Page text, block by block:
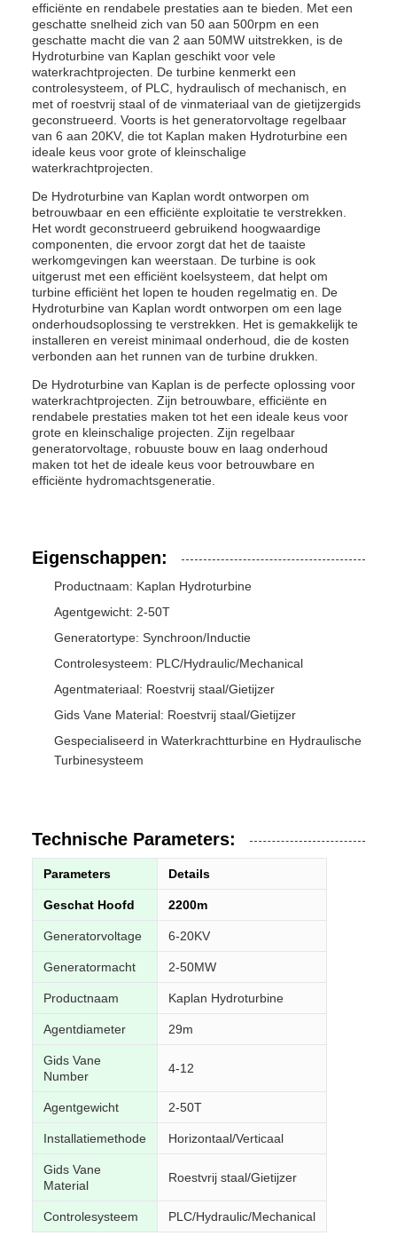
efficiënte en rendabele prestaties aan te bieden. Met een
geschatte snelheid zich van 50 aan 500rpm en een
geschatte macht die van 2 aan 50MW uitstrekken, is de
Hydroturbine van Kaplan geschikt voor vele
waterkrachtprojecten. De turbine kenmerkt een
controlesysteem, of PLC, hydraulisch of mechanisch, en
met of roestvrij staal of de vinmateriaal van de gietijzergids
geconstrueerd. Voorts is het generatorvoltage regelbaar
van 6 aan 20KV, die tot Kaplan maken Hydroturbine een
ideale keus voor grote of kleinschalige
waterkrachtprojecten.
De Hydroturbine van Kaplan wordt ontworpen om
betrouwbaar en een efficiënte exploitatie te verstrekken.
Het wordt geconstrueerd gebruikend hoogwaardige
componenten, die ervoor zorgt dat het de taaiste
werkomgevingen kan weerstaan. De turbine is ook
uitgerust met een efficiënt koelsysteem, dat helpt om
turbine efficiënt het lopen te houden regelmatig en. De
Hydroturbine van Kaplan wordt ontworpen om een lage
onderhoudsoplossing te verstrekken. Het is gemakkelijk te
installeren en vereist minimaal onderhoud, die de kosten
verbonden aan het runnen van de turbine drukken.
De Hydroturbine van Kaplan is de perfecte oplossing voor
waterkrachtprojecten. Zijn betrouwbare, efficiënte en
rendabele prestaties maken tot het een ideale keus voor
grote en kleinschalige projecten. Zijn regelbaar
generatorvoltage, robuuste bouw en laag onderhoud
maken tot het de ideale keus voor betrouwbare en
efficiënte hydromachtsgeneratie.
Eigenschappen:
Productnaam: Kaplan Hydroturbine
Agentgewicht: 2-50T
Generatortype: Synchroon/Inductie
Controlesysteem: PLC/Hydraulic/Mechanical
Agentmateriaal: Roestvrij staal/Gietijzer
Gids Vane Material: Roestvrij staal/Gietijzer
Gespecialiseerd in Waterkrachtturbine en Hydraulische
Turbinesysteem
Technische Parameters:
Parameters Details
Geschat Hoofd 2200m
Generatorvoltage 6-20KV
Generatormacht 2-50MW
Productnaam Kaplan Hydroturbine
Agentdiameter 29m
Gids Vane
Number
4-12
Agentgewicht 2-50T
Installatiemethode Horizontaal/Verticaal
Gids Vane
Material
Roestvrij staal/Gietijzer
Controlesysteem PLC/Hydraulic/Mechanical